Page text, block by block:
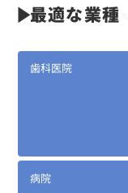
最適な業種
歯科医院
病院